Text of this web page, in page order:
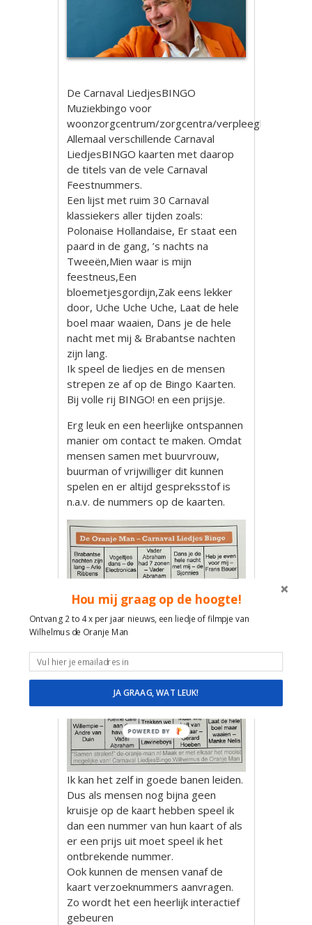
De Carnaval LiedjesBINGO
Muziekbingo voor
woonzorgcentrum/zorgcentra/verpleeghuis.
Allemaal verschillende Carnaval
LiedjesBINGO kaarten met daarop
de titels van de vele Carnaval
Feestnummers.
Een lijst met ruim 30 Carnaval
klassiekers aller tijden zoals:
Polonaise Hollandaise, Er staat een
paard in de gang, ’s nachts na
Tweeën,Mien waar is mijn
feestneus,Een
bloemetjesgordijn,Zak eens lekker
door, Uche Uche Uche, Laat de hele
boel maar waaien, Dans je de hele
nacht met mij & Brabantse nachten
zijn lang.
Ik speel de liedjes en de mensen
strepen ze af op de Bingo Kaarten.
Bij volle rij BINGO! en een prijsje.
Erg leuk en een heerlijke ontspannen
manier om contact te maken. Omdat
mensen samen met buurvrouw,
buurman of vrijwilliger dit kunnen
spelen en er altijd gespreksstof is
n.a.v. de nummers op de kaarten.
Ik kan het zelf in goede banen leiden.
Dus als mensen nog bijna geen
kruisje op de kaart hebben speel ik
dan een nummer van hun kaart of als
er een prijs uit moet speel ik het
ontbrekende nummer.
Ook kunnen de mensen vanaf de
kaart verzoeknummers aanvragen.
Zo wordt het een heerlijk interactief
gebeuren
Hou mij graag op de hoogte!
Ontvang 2 to 4 x per jaar nieuws, een liedje of filmpje van
Wilhelmus de Oranje Man
JA GRAAG, WAT LEUK!
POWERED BY